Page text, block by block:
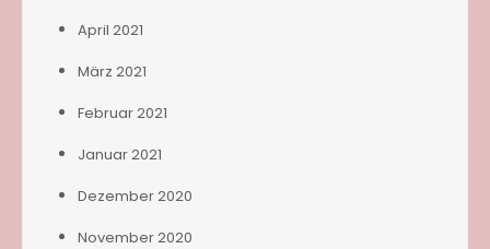
April 2021
März 2021
Februar 2021
Januar 2021
Dezember 2020
November 2020